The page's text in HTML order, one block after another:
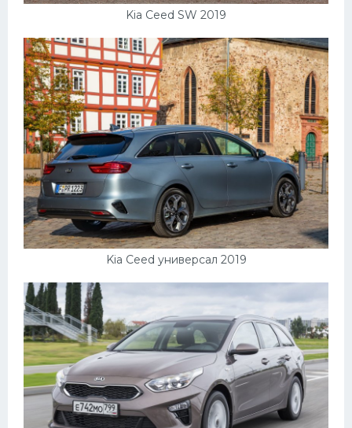
Kia Ceed SW 2019
Kia Ceed универсал 2019